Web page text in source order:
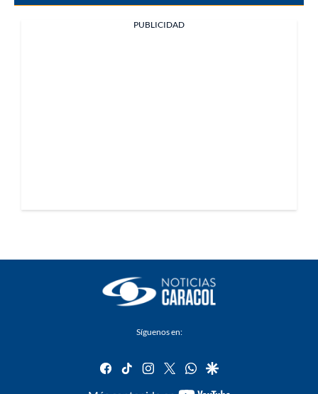
PUBLICIDAD
Síguenos en:
facebook
tiktok instagram
twitterwhatsapp
google